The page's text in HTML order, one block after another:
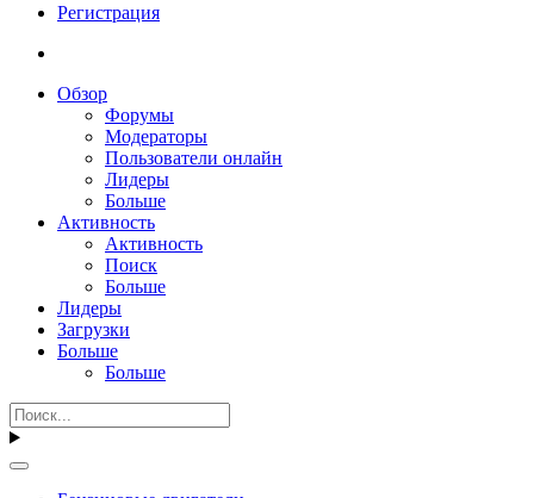
Регистрация
Обзор
Форумы
Модераторы
Пользователи онлайн
Лидеры
Больше
Активность
Активность
Поиск
Больше
Лидеры
Загрузки
Больше
Больше